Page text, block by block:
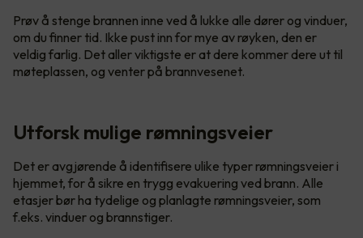
Prøv å stenge brannen inne ved å lukke alle dører og vinduer,
om du finner tid. Ikke pust inn for mye av røyken, den er
veldig farlig. Det aller viktigste er at dere kommer dere ut til
møteplassen, og venter på brannvesenet.
Utforsk mulige rømningsveier
Det er avgjørende å identifisere ulike typer rømningsveier i
hjemmet, for å sikre en trygg evakuering ved brann. Alle
etasjer bør ha tydelige og planlagte rømningsveier, som
f.eks. vinduer og brannstiger.